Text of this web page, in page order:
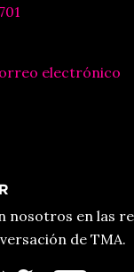
electrónico
nosotros en las
de TMA.